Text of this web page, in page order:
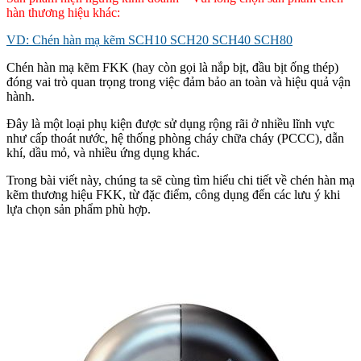
hàn thương hiệu khác:
VD: Chén hàn mạ kẽm SCH10 SCH20 SCH40 SCH80
Chén hàn mạ kẽm FKK (hay còn gọi là nắp bịt, đầu bịt ống thép)
đóng vai trò quan trọng trong việc đảm bảo an toàn và hiệu quả vận
hành.
Đây là một loại phụ kiện được sử dụng rộng rãi ở nhiều lĩnh vực
như cấp thoát nước, hệ thống phòng cháy chữa cháy (PCCC), dẫn
khí, dầu mỏ, và nhiều ứng dụng khác.
Trong bài viết này, chúng ta sẽ cùng tìm hiểu chi tiết về chén hàn mạ
kẽm thương hiệu FKK, từ đặc điểm, công dụng đến các lưu ý khi
lựa chọn sản phẩm phù hợp.